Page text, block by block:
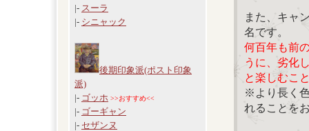
|- スーラ
|- シニャック
後期印象派(ポスト印象
派)
|- ゴッホ >>おすすめ<<
|- ゴーギャン
|- セザンヌ
また、キャ
名です。
何百年も前
うに、劣化
と楽しむこ
※より長く
れることを